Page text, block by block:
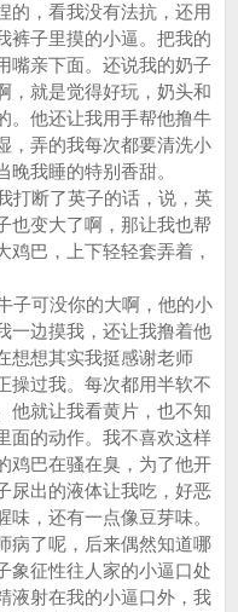
的，看我没有法抗，还用
裤子里摸的小逼。把我的
嘴亲下面。还说我的奶子
，就是觉得好玩，奶头和
。他还让我用手帮他撸牛
，弄的我每次都要清洗小
我睡的特别香甜。
打断了英子的话，说，英
变大了啊，那让我也帮
巴，上下轻轻套弄着，
子可没你的大啊，他的小
一边摸我，还让我撸着他
想想其实我挺感谢老师
操过我。每次都用半软不
他就让我看黄片，也不知
面的动作。我不喜欢这样
鸡巴在骚在臭，为了他开
尿出的液体让我吃，好恶
，还有一点像豆芽味。
病了呢，后来偶然知道哪
象征性往人家的小逼口处
液射在我的小逼口外，我